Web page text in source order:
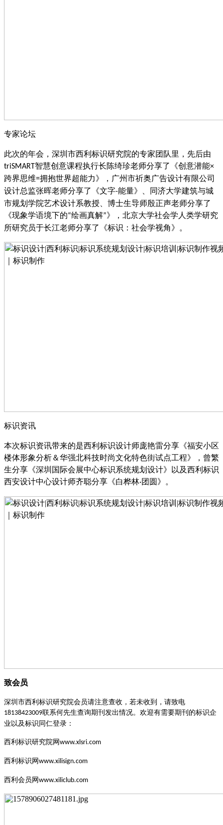
专家论坛
此次的年会，深圳市西利标识研究院的专家团队里，先后由
triSMART智慧创意课程执行长陈绮珍老师分享了《创意潜能×
跨界思维=拥抱世界超能力》，广州市祈奥广告设计有限公司
设计总监张晖老师分享了《文字-能量》、同济大学建筑与城
市规划学院艺术设计系教授、博士生导师殷正声老师分享了
《现象学语境下的“绘画真解”》，北京大学社会学人类学研究
所研究员于长江老师分享了《标识：社会学视角》。
标识资讯
本次标识资讯带来的是西利标识设计师庞艳雷分享《福安小区
楼体形象分析＆华强北科技时尚文化特色街试点工程》，曾繁
生分享《深圳国际会展中心标识系统规划设计》以及西利标识
西安设计中心设计师齐聪分享《白桦林·团圆》。
致会员
深圳市西利标识研究院会员请注意查收，若未收到，请致电
18138423009联系何先生查询期刊发出情况。欢迎有需要期刊的标识企
业以及标识同仁登录：
西利标识研究院网 www.xlsri.com
西利标识网 www.xilisign.com
西利会员网 www.xiliclub.com